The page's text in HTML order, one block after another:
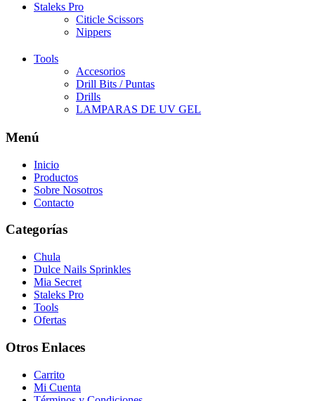
Staleks Pro
Citicle Scissors
Nippers
Tools
Accesorios
Drill Bits / Puntas
Drills
LAMPARAS DE UV GEL
Menú
Inicio
Productos
Sobre Nosotros
Contacto
Categorías
Chula
Dulce Nails Sprinkles
Mia Secret
Staleks Pro
Tools
Ofertas
Otros Enlaces
Carrito
Mi Cuenta